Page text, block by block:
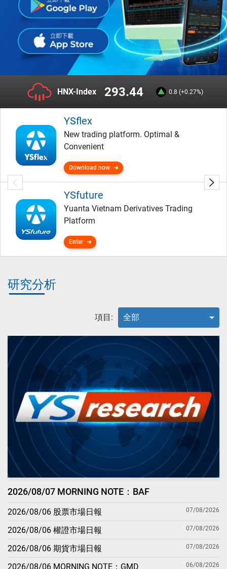
HNX-Index 293.44 0.8 (+0.27%)
YSflex
New trading platform. Optimal &
Convenient
Download now
YSfuture
Yuanta Vietnam Derivatives Trading
Platform
Enter
研究分析
項目: 全部
2026/08/07 MORNING NOTE：BAF
2026/08/06 股票市場日報 07/08/2026
2026/08/06 權證市場日報 07/08/2026
2026/08/06 期貨市場日報 07/08/2026
2026/08/06 MORNING NOTE：GMD 06/08/2026